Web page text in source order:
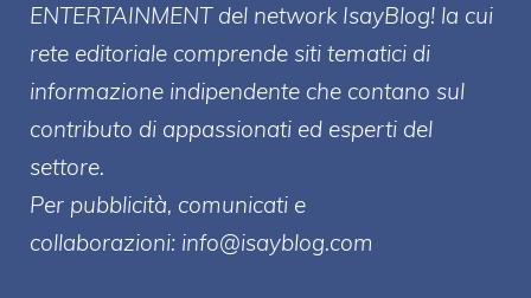
ENTERTAINMENT del network IsayBlog! la cui
rete editoriale comprende siti tematici di
informazione indipendente che contano sul
contributo di appassionati ed esperti del
settore.
Per pubblicità, comunicati e
collaborazioni: info@isayblog.com